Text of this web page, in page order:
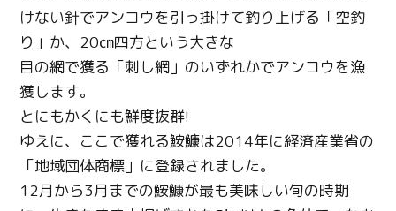
けない針でアンコウを引っ掛けて釣り上げる「空釣
り」か、20㎝四方という大きな
目の網で獲る「刺し網」のいずれかでアンコウを漁
獲します。
とにもかくにも鮮度抜群!
ゆえに、ここで獲れる鮟鱇は2014年に経済産業省の
「地域団体商標」に登録されました。
12月から3月までの鮟鱇が最も美味しい旬の時期